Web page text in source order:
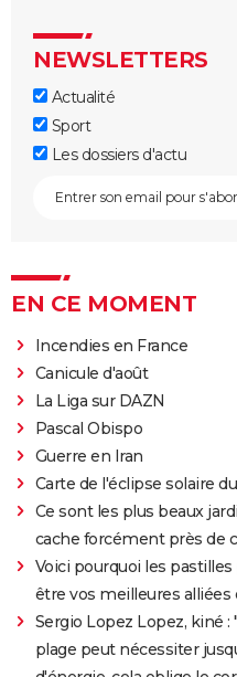
NEWSLETTERS
Actualité
Sport
Les dossiers d'actu
EN CE MOMENT
Incendies en France
Canicule d'août
La Liga sur DAZN
Pascal Obispo
Guerre en Iran
Carte de l'éclipse solaire
Ce sont les plus beaux
cache forcément près de
Voici pourquoi les
être vos meilleures alliées
Sergio Lopez Lopez, kiné
plage peut nécessiter